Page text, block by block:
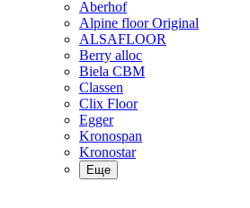
Aberhof
Alpine floor Original
ALSAFLOOR
Berry alloc
Biela CBM
Classen
Clix Floor
Egger
Kronospan
Kronostar
Еще